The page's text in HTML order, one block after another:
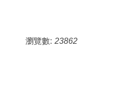
瀏覽數: 23862